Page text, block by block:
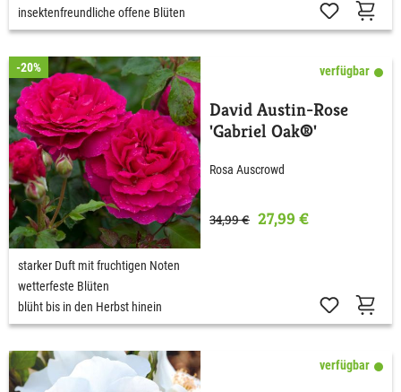
insektenfreundliche offene Blüten
-20% verfügbar
David Austin-Rose
'Gabriel Oak®'
Rosa Auscrowd
34,99 € 27,99 €
starker Duft mit fruchtigen Noten
wetterfeste Blüten
blüht bis in den Herbst hinein
verfügbar